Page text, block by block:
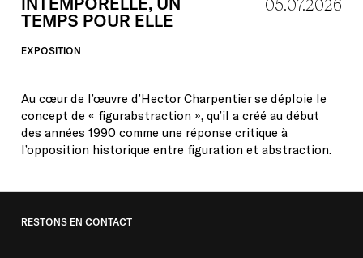
EXPOSITION
TEMPS POUR ELLE
Au cœur de l’œuvre d’Hector Charpentier se déploie le
concept de « figurabstraction », qu’il a créé au début
des années 1990 comme une réponse critique à
l’opposition historique entre figuration et abstraction.
RESTONS EN CONTACT